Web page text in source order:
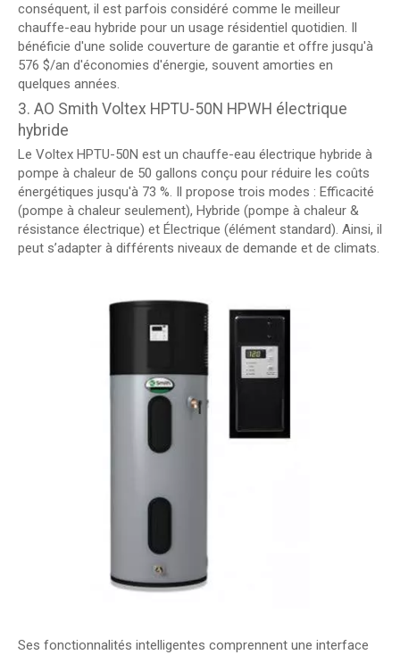
conséquent, il est parfois considéré comme le meilleur
chauffe-eau hybride pour un usage résidentiel quotidien. Il
bénéficie d'une solide couverture de garantie et offre jusqu'à
576 $/an d'économies d'énergie, souvent amorties en
quelques années.
3. AO Smith Voltex HPTU-50N HPWH électrique
hybride
Le Voltex HPTU-50N est un chauffe-eau électrique hybride à
pompe à chaleur de 50 gallons conçu pour réduire les coûts
énergétiques jusqu'à 73 %. Il propose trois modes : Efficacité
(pompe à chaleur seulement), Hybride (pompe à chaleur &
résistance électrique) et Électrique (élément standard). Ainsi, il
peut s’adapter à différents niveaux de demande et de climats.
Ses fonctionnalités intelligentes comprennent une interface